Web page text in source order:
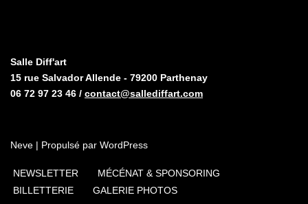
Salle Diff'art
15 rue Salvador Allende - 79200 Parthenay
06 72 97 23 46 / contact@sallediffart.com
Neve | Propulsé par WordPress
NEWSLETTER
MÉCÉNAT & SPONSORING
BILLETTERIE
GALERIE PHOTOS